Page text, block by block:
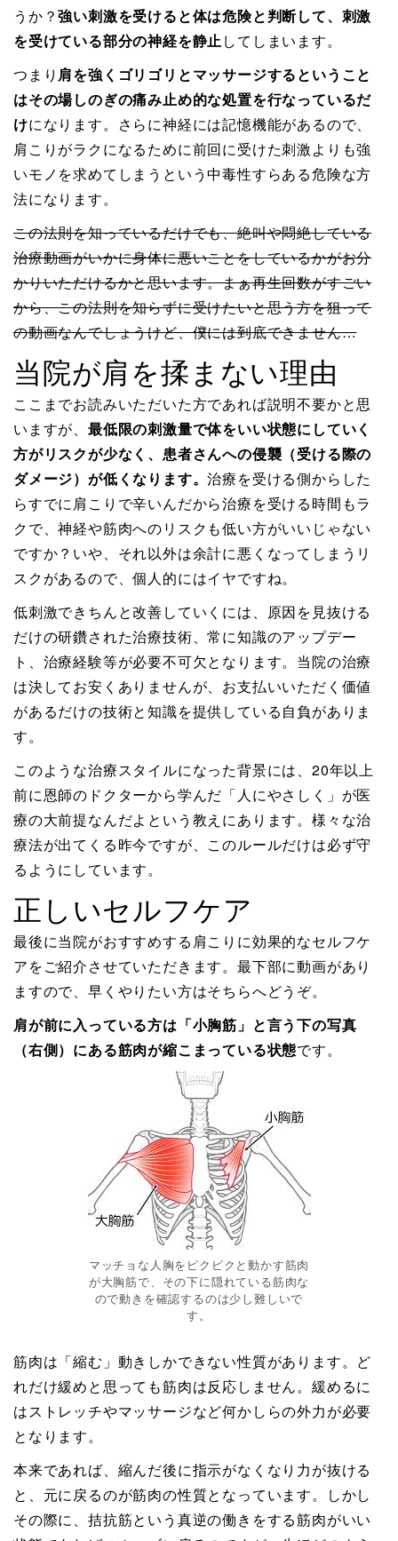
うか？強い刺激を受けると体は危険と判断して、刺激
を受けている部分の神経を静止してしまいます。
つまり 肩を強くゴリゴリとマッサージするということ
はその場しのぎの痛み止め的な処置を行なっているだ
けになります。さらに神経には記憶機能があるので、
肩こりがラクになるために前回に受けた刺激よりも強
いモノを求めてしまうという中毒性すらある危険な方
法になります。
この法則を知っているだけでも、絶叫や悶絶している
治療動画がいかに身体に悪いことをしているかがお分
かりいただけるかと思います。まぁ再生回数がすごい
から、この法則を知らずに受けたいと思う方を狙って
の動画なんでしょうけど、僕には到底できません…
当院が肩を揉まない理由
ここまでお読みいただいた方であれば説明不要かと思
いますが、 最低限の刺激量で体をいい状態にしていく
方がリスクが少なく、患者さんへの侵襲（受ける際の
ダメージ）が低くなります。治療を受ける側からした
らすでに肩こりで辛いんだから治療を受ける時間もラ
クで、神経や筋肉へのリスクも低い方がいいじゃない
ですか？いや、それ以外は余計に悪くなってしまうリ
スクがあるので、個人的にはイヤですね。
低刺激できちんと改善していくには、原因を見抜ける
だけの研鑽された治療技術、常に知識のアップデー
ト、治療経験等が必要不可欠となります。当院の治療
は決してお安くありませんが、お支払いいただく価値
があるだけの技術と知識を提供している自負がありま
す。
このような治療スタイルになった背景には、20年以上
前に恩師のドクターから学んだ「人にやさしく」が医
療の大前提なんだよという教えにあります。様々な治
療法が出てくる昨今ですが、このルールだけは必ず守
るようにしています。
正しいセルフケア
最後に当院がおすすめする肩こりに効果的なセルフケ
アをご紹介させていただきます。最下部に動画があり
ますので、早くやりたい方はそちらへどうぞ。
肩が前に入っている方は「小胸筋」と言う下の写真
（右側）にある筋肉が縮こまっている状態です。
マッチョな人胸をピクピクと動かす筋肉
が大胸筋で、その下に隠れている筋肉な
ので動きを確認するのは少し難しいで
す。
筋肉は「縮む」動きしかできない性質があります。ど
れだけ緩めと思っても筋肉は反応しません。緩めるに
はストレッチやマッサージなど何かしらの外力が必要
となります。
本来であれば、縮んだ後に指示がなくなり力が抜ける
と、元に戻るのが筋肉の性質となっています。しかし
その際に、拮抗筋という真逆の働きをする筋肉がいい